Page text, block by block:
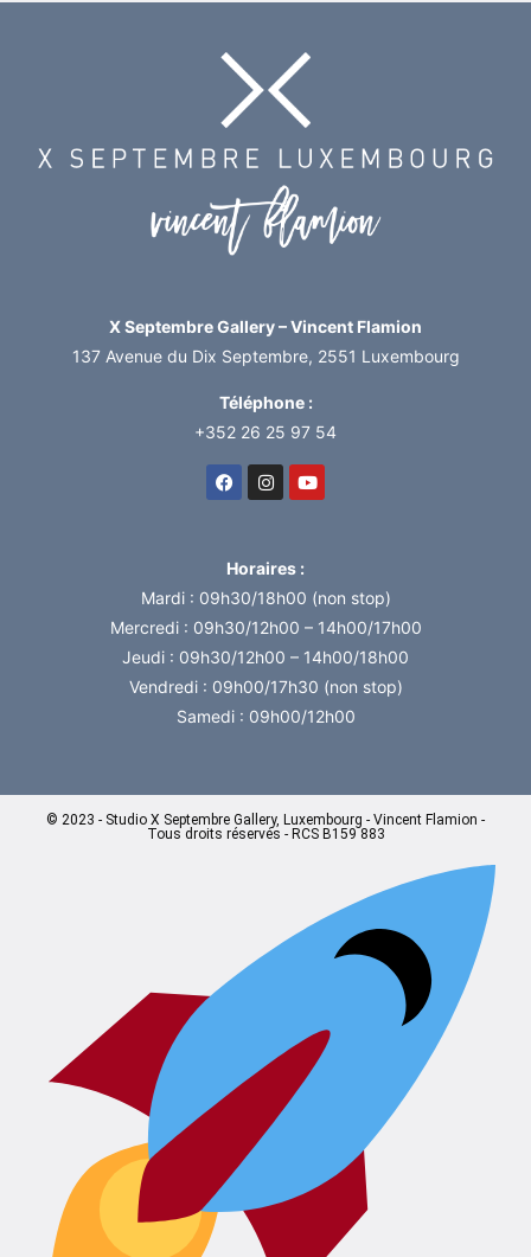
X Septembre Gallery – Vincent Flamion
137 Avenue du Dix Septembre, 2551 Luxembourg
Téléphone :
+352 26 25 97 54
Horaires :
Mardi : 09h30/18h00 (non stop)
Mercredi : 09h30/12h00 – 14h00/17h00
Jeudi : 09h30/12h00 – 14h00/18h00
Vendredi : 09h00/17h30 (non stop)
Samedi : 09h00/12h00
© 2023 - Studio X Septembre Gallery, Luxembourg - Vincent Flamion -
Tous droits réservés - RCS B159 883